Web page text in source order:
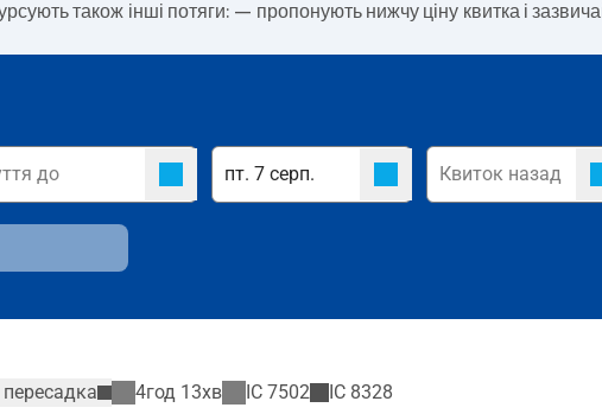
також інші потяги: — пропонують нижчу ціну квитка і
пересадка 4год 13хв IC 7502 IC 8328